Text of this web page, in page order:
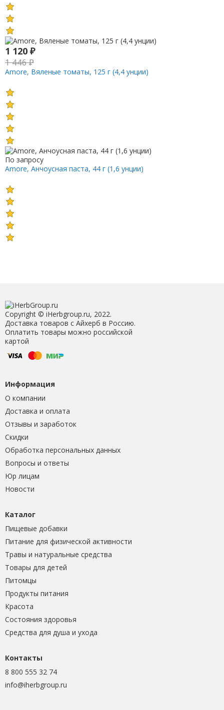
1 120 ₽
1 446₽
Amore, Вяленые томаты, 125 г (4,4 унции)
По запросу
Amore, Анчоусная паста, 44 г (1,6 унции)
Copyright © iHerbgroup.ru, 2022.
Доставка товаров с Айхерб в Россию.
Оплатить товары можно российской
картой
Информация
О компании
Доставка и оплата
Отзывы и заработок
Скидки
Обработка персональных данных
Вопросы и ответы
Юр лицам
Новости
Каталог
Пищевые добавки
Питание для физической активности
Травы и натуральные средства
Товары для детей
Питомцы
Продукты питания
Красота
Состояния здоровья
Средства для душа и ухода
Контакты
8 800 555 32 74
info@iherbgroup.ru